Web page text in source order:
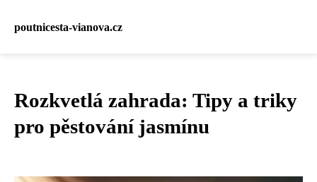
poutnicesta-vianova.cz
Rozkvetlá zahrada: Tipy a triky
pro pěstování jasmínu